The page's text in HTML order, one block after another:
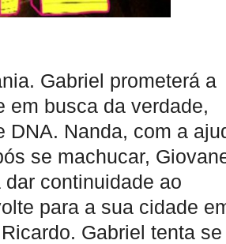
Gabriel prometerá a
em busca da verdade,
DNA. Nanda, com a
se machucar,
continuidade ao
para a sua cidade
Gabriel tenta se